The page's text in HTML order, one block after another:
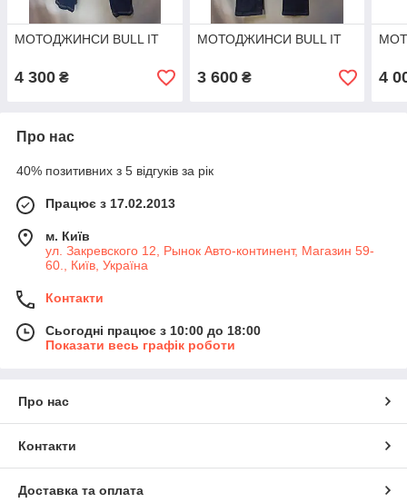
МОТОДЖИНСИ BULL IT
4 300 ₴
МОТОДЖИНСИ BULL IT
3 600₴ 4
Про нас
40% позитивних з 5 відгуків за рік
Працює з 17.02.2013
м. Київ
ул. Закревского 12, Рынок Авто-континент, Магазин 59-
60., Київ, Україна
Контакти
Сьогодні працює з 10:00 до 18:00
Показати весь графік роботи
Про нас
Контакти
Доставка та оплата